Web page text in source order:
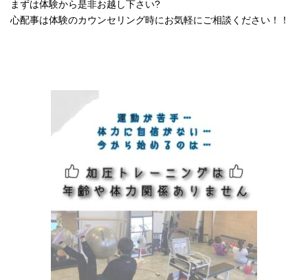
まずは体験から是非お越し下さい?
心配事は体験のカウンセリング時にお気軽にご相談ください！！